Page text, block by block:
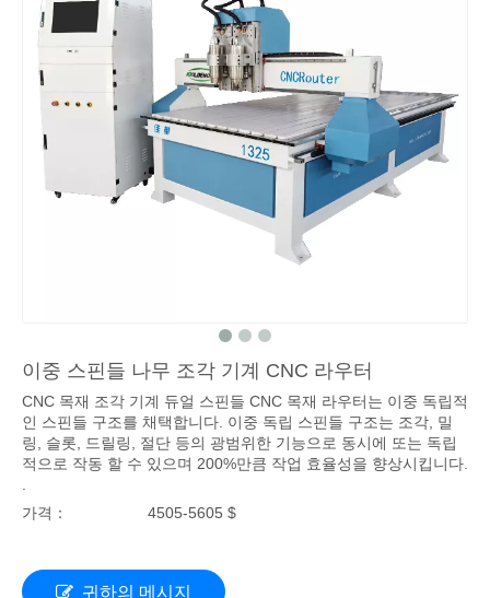
이중 스핀들 나무 조각 기계 CNC 라우터
CNC 목재 조각 기계 듀얼 스핀들 CNC 목재 라우터는 이중 독립적
인 스핀들 구조를 채택합니다. 이중 독립 스핀들 구조는 조각, 밀
링, 슬롯, 드릴링, 절단 등의 광범위한 기능으로 동시에 또는 독립
적으로 작동 할 수 있으며 200%만큼 작업 효율성을 향상시킵니다.
가격：
4505-5605 $
귀하의 메시지